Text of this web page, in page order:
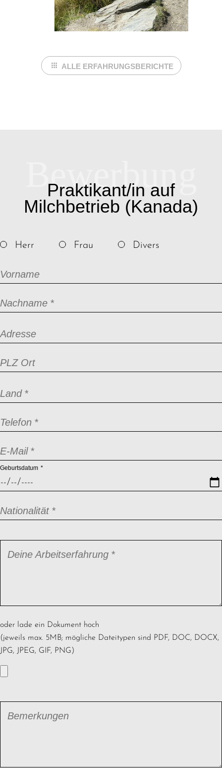
ALLE ERFAHRUNGSBERICHTE
Bewerbung
Praktikant/in auf
Milchbetrieb (Kanada)
Herr Frau Divers
Vorname
Pflichtfeld
Nachname *
Adresse
PLZ Ort
Pflichtfeld
Land *
Pflichtfeld
Telefon *
Pflichtfeld
E-Mail *
Pflichtfeld
Geburtsdatum *
Pflichtfeld
Nationalität *
Pflichtfeld
Deine Arbeitserfahrung *
oder lade ein Dokument hoch
(jeweils max. 5MB; mögliche Dateitypen sind PDF, DOC, DOCX,
JPG, JPEG, GIF, PNG)
Bemerkungen